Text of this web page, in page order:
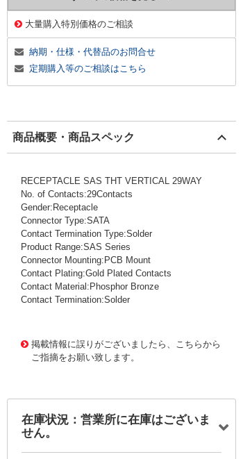
大量購入特別価格のご相談
納期・仕様・代替品のお問合せ
定期購入等のご相談はこちら
商品概要・商品スペック
RECEPTACLE SAS THT VERTICAL 29WAY
No. of Contacts:29Contacts
Gender:Receptacle
Connector Type:SATA
Contact Termination Type:Solder
Product Range:SAS Series
Connector Mounting:PCB Mount
Contact Plating:Gold Plated Contacts
Contact Material:Phosphor Bronze
Contact Termination:Solder
掲載情報に誤りがございましたら、こちらから
ご指摘をお願い致します。
在庫状況：営業所に在庫はございま
せん。